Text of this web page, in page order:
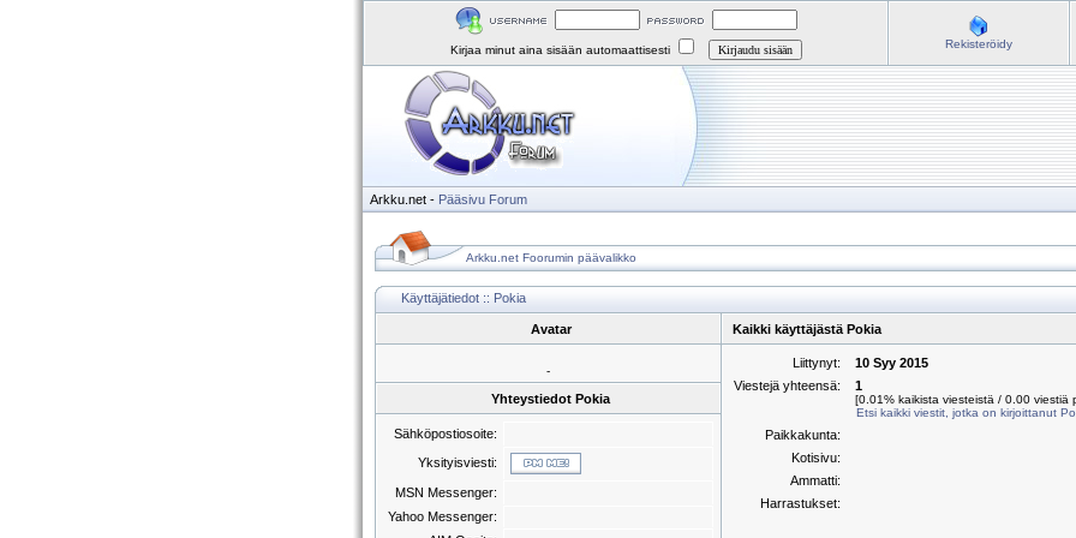
Kirjaa minut aina sisään automaattisesti Rekisteröidy
Arkku.net - Pääsivu Forum
Arkku.net Foorumin päävalikko
Käyttäjätiedot :: Pokia
Avatar Kaikki käyttäjästä Pokia
-
Liittynyt:
10 Syy 2015
Viestejä yhteensä:
1
[0.01% kaikista viesteistä / 0.00 viestiä
Etsi kaikki viestit, jotka on kirjoittanut
Paikkakunta:
Kotisivu:
Ammatti:
Harrastukset:
Yhteystiedot Pokia
Sähköpostiosoite:
Yksityisviesti:
MSN Messenger:
Yahoo Messenger: